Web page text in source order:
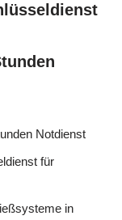
Notdienst
für
in